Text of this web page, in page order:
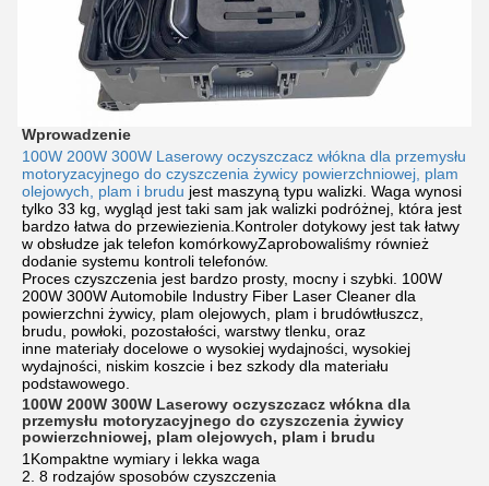
Wprowadzenie
100W 200W 300W Laserowy oczyszczacz włókna dla przemysłu
motoryzacyjnego do czyszczenia żywicy powierzchniowej, plam
olejowych, plam i brudu jest maszyną typu walizki. Waga wynosi
tylko 33 kg, wygląd jest taki sam jak walizki podróżnej, która jest
bardzo łatwa do przewiezienia.Kontroler dotykowy jest tak łatwy
w obsłudze jak telefon komórkowyZaprobowaliśmy również
dodanie systemu kontroli telefonów.
Proces czyszczenia jest bardzo prosty, mocny i szybki. 100W
200W 300W Automobile Industry Fiber Laser Cleaner dla
powierzchni żywicy, plam olejowych, plam i brudówtłuszcz,
brudu, powłoki, pozostałości, warstwy tlenku, oraz
inne materiały docelowe o wysokiej wydajności, wysokiej
wydajności, niskim koszcie i bez szkody dla materiału
podstawowego.
100W 200W 300W Laserowy oczyszczacz włókna dla
przemysłu motoryzacyjnego do czyszczenia żywicy
powierzchniowej, plam olejowych, plam i brudu
1Kompaktne wymiary i lekka waga
2. 8 rodzajów sposobów czyszczenia